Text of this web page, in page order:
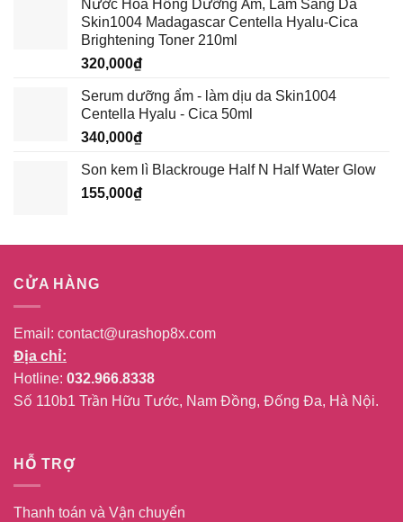
là:
389,000₫.
tại
là:
339,000₫.
Nước Hoa Hồng Dưỡng Ẩm, Làm Sáng Da
Skin1004 Madagascar Centella Hyalu-Cica
Brightening Toner 210ml
320,000₫
Serum dưỡng ẩm - làm dịu da Skin1004
Centella Hyalu - Cica 50ml
340,000₫
Son kem lì Blackrouge Half N Half Water Glow
155,000₫
CỬA HÀNG
Email: contact@urashop8x.com
Địa chỉ:
Hotline: 032.966.8338
Số 110b1 Trần Hữu Tước, Nam Đồng, Đống Đa, Hà Nội.
HỖ TRỢ
Thanh toán và Vận chuyển